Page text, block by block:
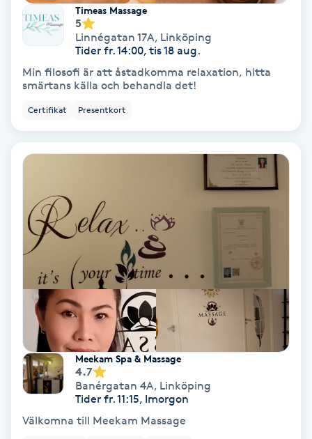
Hatha Yoga
Headspa
Healing
Herrklippning
Hollywood Peel
Hot Stone Massage
Hot yoga
Hudföryngring
Huduppstramning
Hudvård
Timeas Massage
5
Linnégatan 17A, Linköping
Tider fr. 14:00, tis 18 aug.
Min filosofi är att åstadkomma relaxation, hitta
smärtans källa och behandla det!
Certifikat Presentkort
Meekam Spa & Massage
4.7
Banérgatan 4A, Linköping
Tider fr. 11:15, Imorgon
Välkomna till Meekam Massage